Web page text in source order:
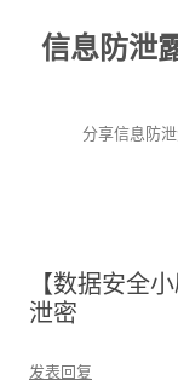
信息防泄
分享信息防
【数据安全
泄密
发表回复